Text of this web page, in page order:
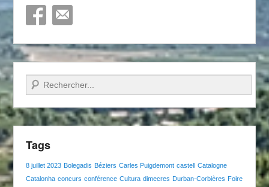
Recherche
Tags
8 juillet 2023 Bolegadis Béziers Carles Puigdemont castell Catalogne
Catalonha concurs conférence Cultura dimecres Durban-Corbières Foire